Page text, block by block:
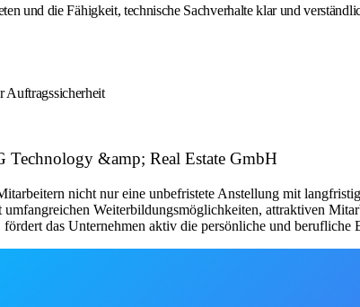
und die Fähigkeit, technische Sachverhalte klar und
Auftragssicherheit
Technology &amp; Real Estate GmbH
nicht nur eine unbefristete Anstellung mit
Weiterbildungsmöglichkeiten, attraktiven
das Unternehmen aktiv die persönliche und